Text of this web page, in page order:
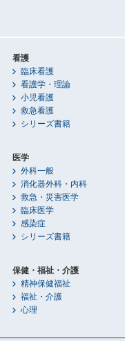
看護
臨床看護
看護学・理論
小児看護
救急看護
シリーズ書籍
医学
外科一般
消化器外科・内科
救急・災害医学
臨床医学
感染症
シリーズ書籍
保健・福祉・介護
精神保健福祉
福祉・介護
心理